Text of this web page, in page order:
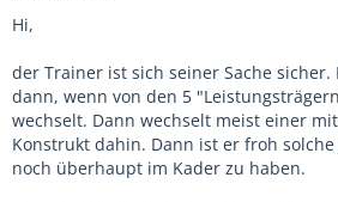
Hi,
der Trainer ist sich seiner Sache
dann, wenn von den 5
wechselt. Dann wechselt meist einer
Konstrukt dahin. Dann ist er froh solche
noch überhaupt im Kader zu haben.